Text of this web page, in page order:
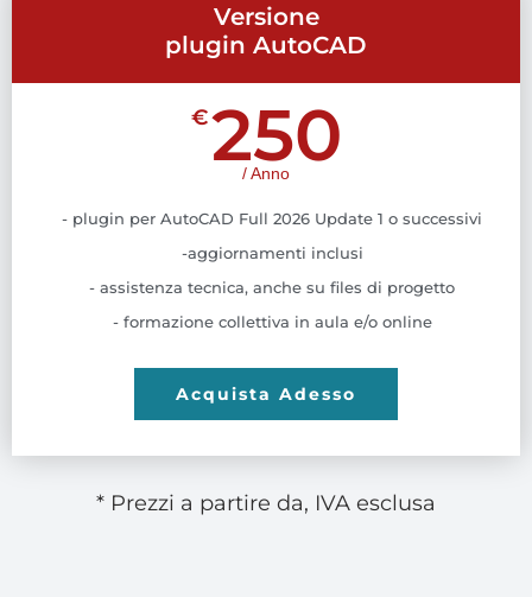
Versione
plugin AutoCAD
€250
/ Anno
- plugin per AutoCAD Full 2026 Update 1 o successivi
-aggiornamenti inclusi
- assistenza tecnica, anche su files di progetto
- formazione collettiva in aula e/o online
Acquista Adesso
* Prezzi a partire da, IVA esclusa